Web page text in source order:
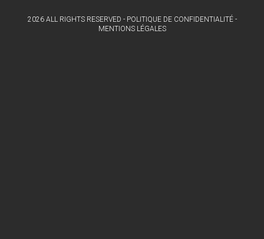
2026 ALL RIGHTS RESERVED - POLITIQUE DE CONFIDENTIALITÉ-
MENTIONS LÉGALES